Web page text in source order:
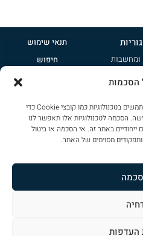
הסכמות
כדי לספק חוויית משתמש מיטבית, אנו משתמשים בטכנולוגיות כמו קובצי Cookie כדי
הסכמה לטכנולוגיות אלו תאפשר לנו
ייחודיים באתר זה. אי הסכמה או ביטול
מסוימים של האתר.
העדפות
ומחשבות
קטנות
ספורט
תנאי שימוש
חיפוש
מדיניות פרטיות
שימוש בקוקיז
מפת אתר